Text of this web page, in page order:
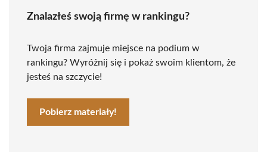
Znalazłeś swoją firmę w rankingu?
Twoja firma zajmuje miejsce na podium w
rankingu? Wyróżnij się i pokaż swoim klientom, że
jesteś na szczycie!
Pobierz materiały!